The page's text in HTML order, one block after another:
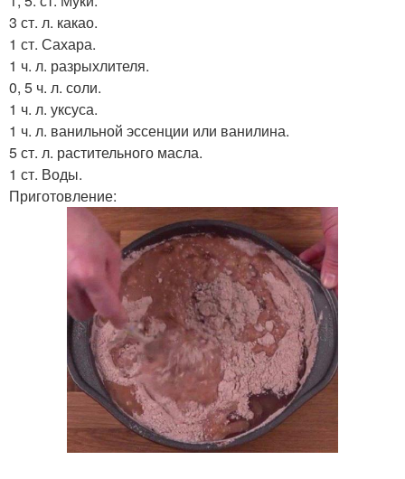
3 ст. л. какао.
1 ст. Сахара.
1 ч. л. разрыхлителя.
0, 5 ч. л. соли.
1 ч. л. уксуса.
1 ч. л. ванильной эссенции или ванилина.
5 ст. л. растительного масла.
1 ст. Воды.
Приготовление: